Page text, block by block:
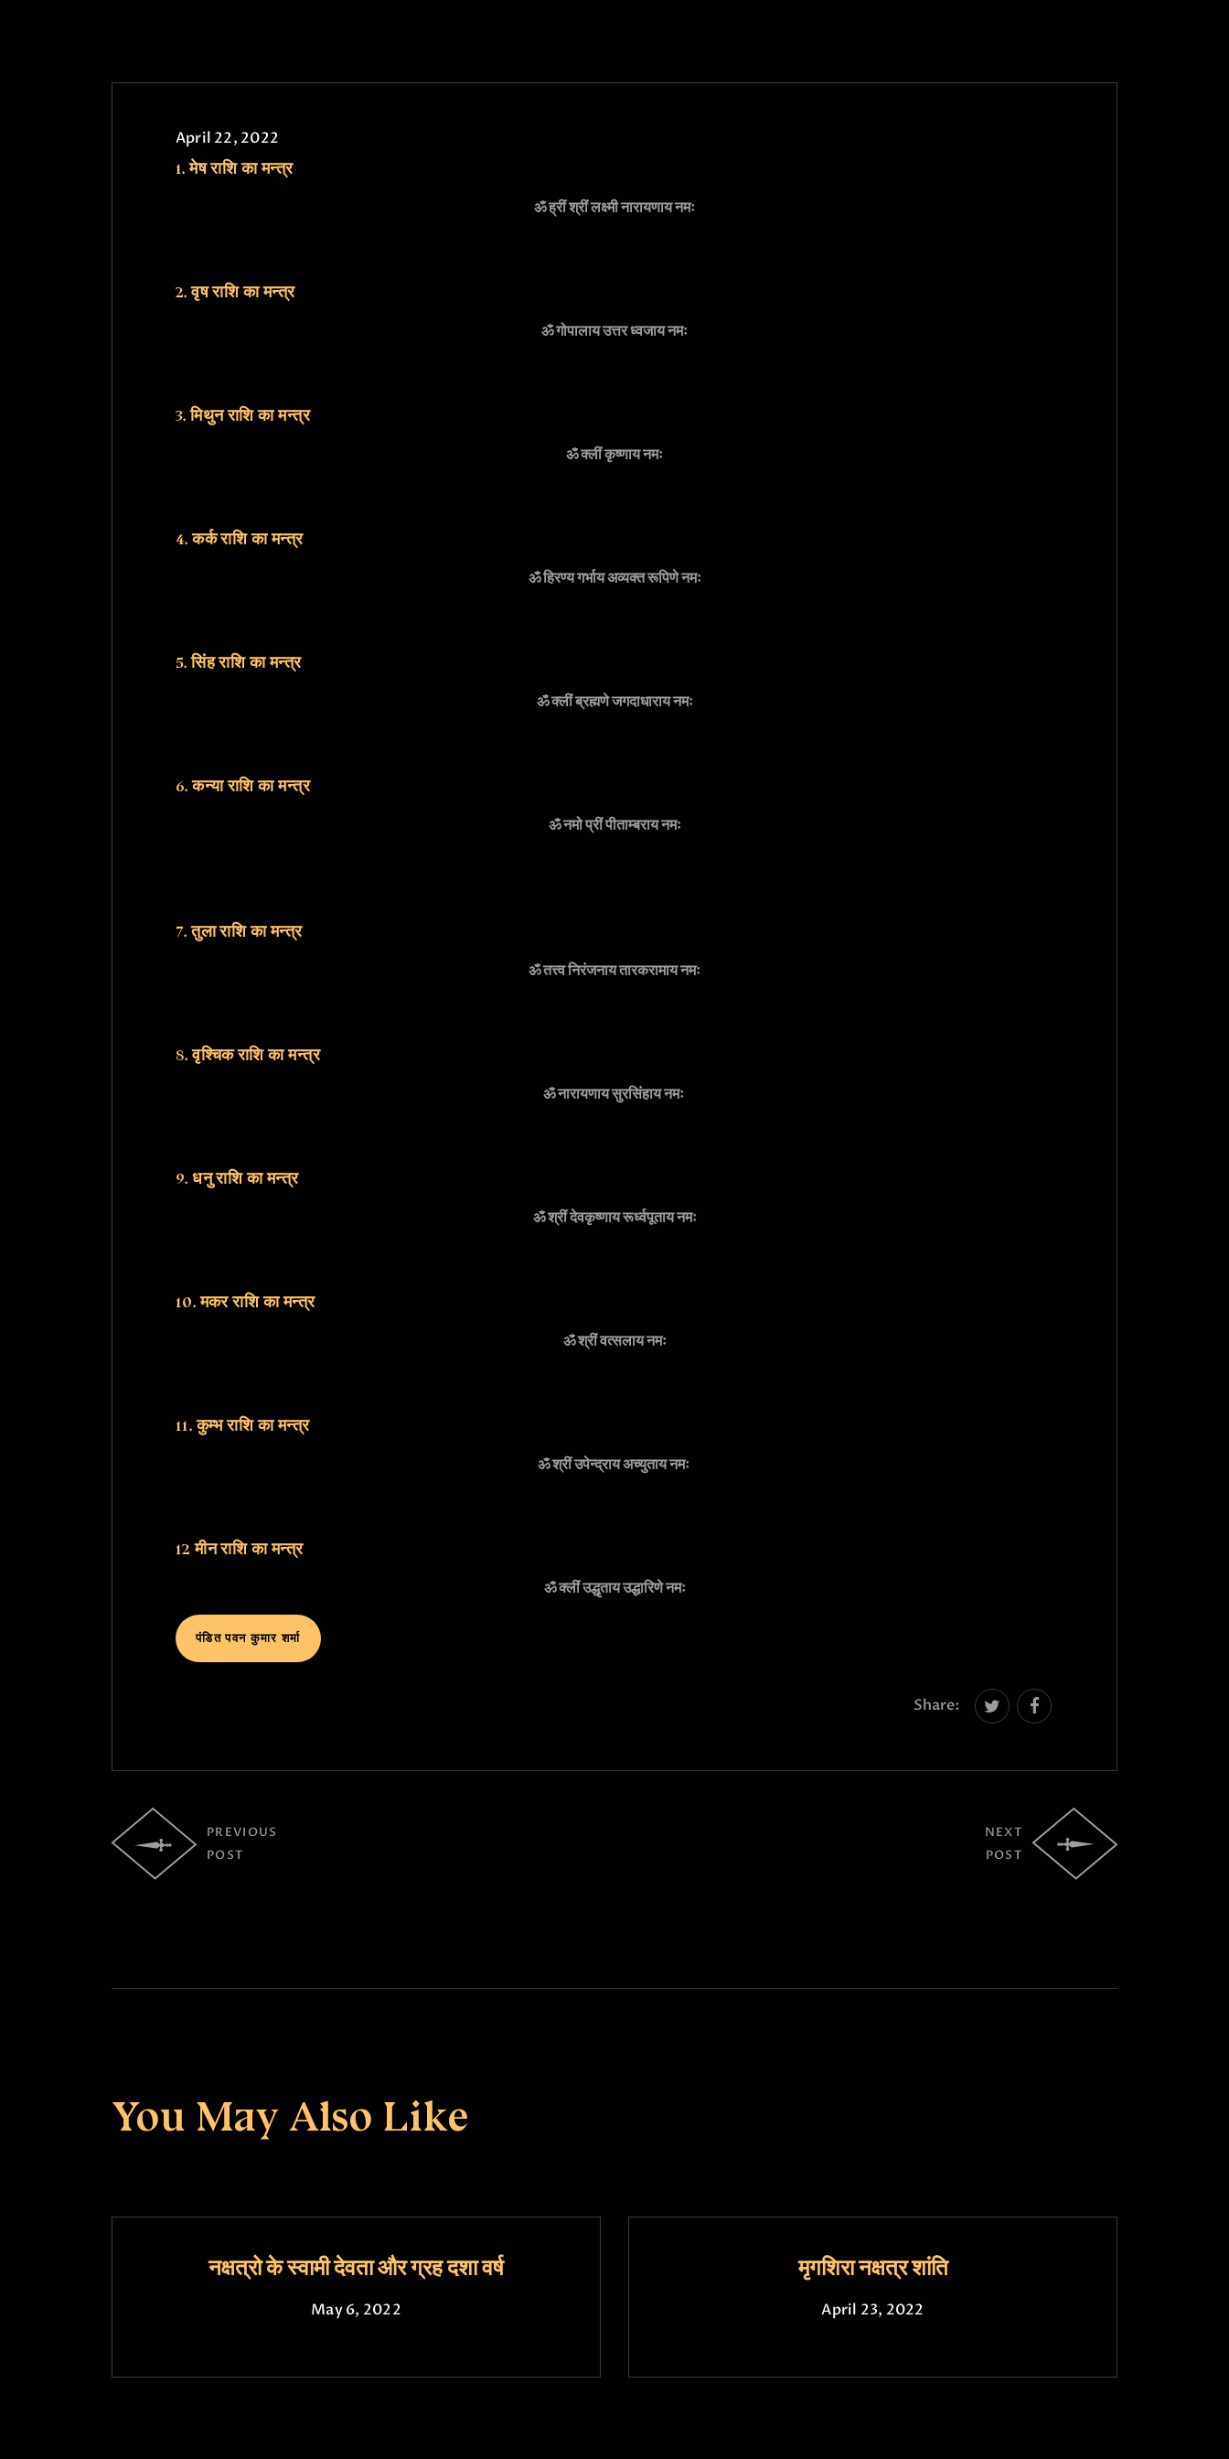
April 22, 2022
1. मेष राशि का मन्त्र
ॐ ह्रीं श्रीं लक्ष्मी नारायणाय नमः
2. वृष राशि का मन्त्र
ॐ गोपालाय उत्तर ध्वजाय नमः
3. मिथुन राशि का मन्त्र
ॐ क्लीं कृष्णाय नमः
4. कर्क राशि का मन्त्र
ॐ हिरण्य गर्भाय अव्यक्त रूपिणे नमः
5. सिंह राशि का मन्त्र
ॐ क्लीं ब्रह्मणे जगदाधाराय नमः
6. कन्या राशि का मन्त्र
ॐ नमो प्रीं पीताम्बराय नमः
7. तुला राशि का मन्त्र
ॐ तत्त्व निरंजनाय तारकरामाय नमः
8. वृश्चिक राशि का मन्त्र
ॐ नारायणाय सुरसिंहाय नमः
9. धनु राशि का मन्त्र
ॐ श्रीं देवकृष्णाय रूर्ध्वपूताय नमः
10. मकर राशि का मन्त्र
ॐ श्रीं वत्सलाय नमः
11. कुम्भ राशि का मन्त्र
ॐ श्रीं उपेन्द्राय अच्युताय नमः
12 मीन राशि का मन्त्र
ॐ क्लीं उद्धृताय उद्धारिणे नमः
पंडित पवन कुमार शर्मा
Share:
PREVIOUS
POST
NEXT
POST
You May Also Like
नक्षत्रो के स्वामी देवता और ग्रह दशा वर्ष
May 6, 2022
मृगशिरा नक्षत्र शांति
April 23, 2022